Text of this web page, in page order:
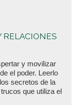
RELACIONES
y movilizar
el poder. Leerlo
secretos de la
que utiliza el